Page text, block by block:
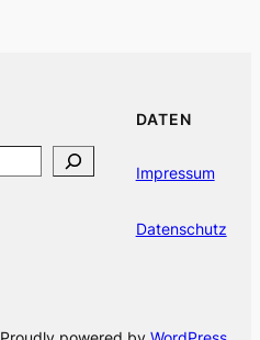
DATEN
Impressum
Datenschutz